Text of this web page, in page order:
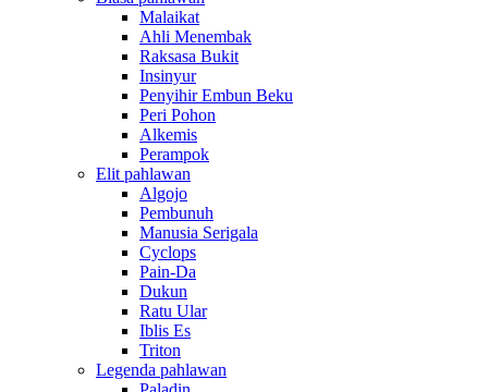
Malaikat
Ahli Menembak
Raksasa Bukit
Insinyur
Penyihir Embun Beku
Peri Pohon
Alkemis
Perampok
Elit pahlawan
Algojo
Pembunuh
Manusia Serigala
Cyclops
Pain-Da
Dukun
Ratu Ular
Iblis Es
Triton
Legenda pahlawan